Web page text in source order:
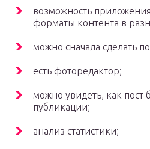
возможность
форматы контента в
можно сначала сделать
есть фоторедактор;
можно увидеть, как пост
публикации;
анализ статистики;